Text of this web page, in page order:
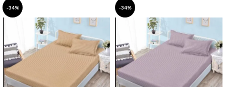
-34% -34%